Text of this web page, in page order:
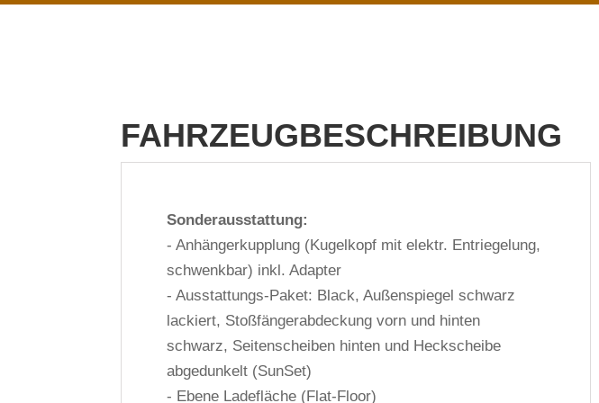
FAHRZEUGBESCHREIBUNG
Sonderausstattung:
- Anhängerkupplung (Kugelkopf mit elektr. Entriegelung,
schwenkbar) inkl. Adapter
- Ausstattungs-Paket: Black, Außenspiegel schwarz
lackiert, Stoßfängerabdeckung vorn und hinten
schwarz, Seitenscheiben hinten und Heckscheibe
abgedunkelt (SunSet)
- Ebene Ladefläche (Flat-Floor)